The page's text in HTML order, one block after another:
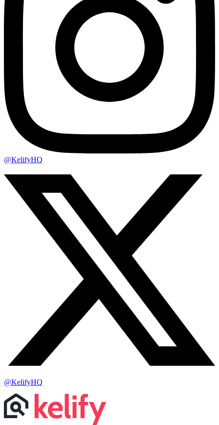
@KelifyHQ
@KelifyHQ